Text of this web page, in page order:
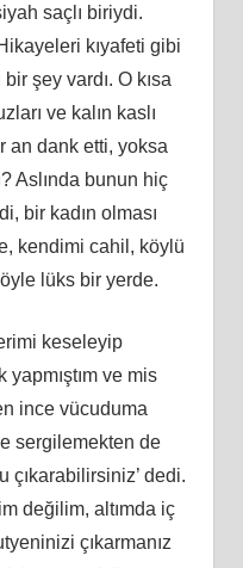
saçlı biriydi.
kıyafeti gibi
şey vardı. O kısa
ve kalın kaslı
an dank etti, yoksa
Aslında bunun hiç
bir kadın olması
kendimi cahil, köylü
lüks bir yerde.
keseleyip
yapmıştım ve mis
ince vücuduma
sergilemekten de
çıkarabilirsiniz’ dedi.
değilim, altımda iç
çıkarmanız